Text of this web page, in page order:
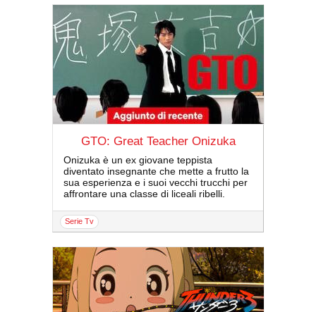
GTO: Great Teacher Onizuka
Onizuka è un ex giovane teppista
diventato insegnante che mette a frutto la
sua esperienza e i suoi vecchi trucchi per
affrontare una classe di liceali ribelli.
serie Tv